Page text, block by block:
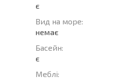
є
Вид на море:
немає
Баcейн:
є
Меблі: